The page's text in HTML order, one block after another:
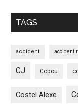
TAGS
accident accident
CJ Copou
Costel Alexe